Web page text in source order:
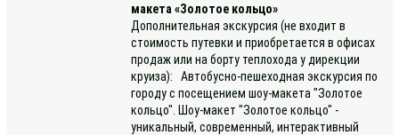
макета «Золотое кольцо»
Дополнительная экскурсия (не входит в
стоимость путевки и приобретается в офисах
продаж или на борту теплохода у дирекции
круиза): Автобусно-пешеходная экскурсия по
городу с посещением шоу-макета "Золотое
кольцо". Шоу-макет "Золотое кольцо" -
уникальный, современный, интерактивный